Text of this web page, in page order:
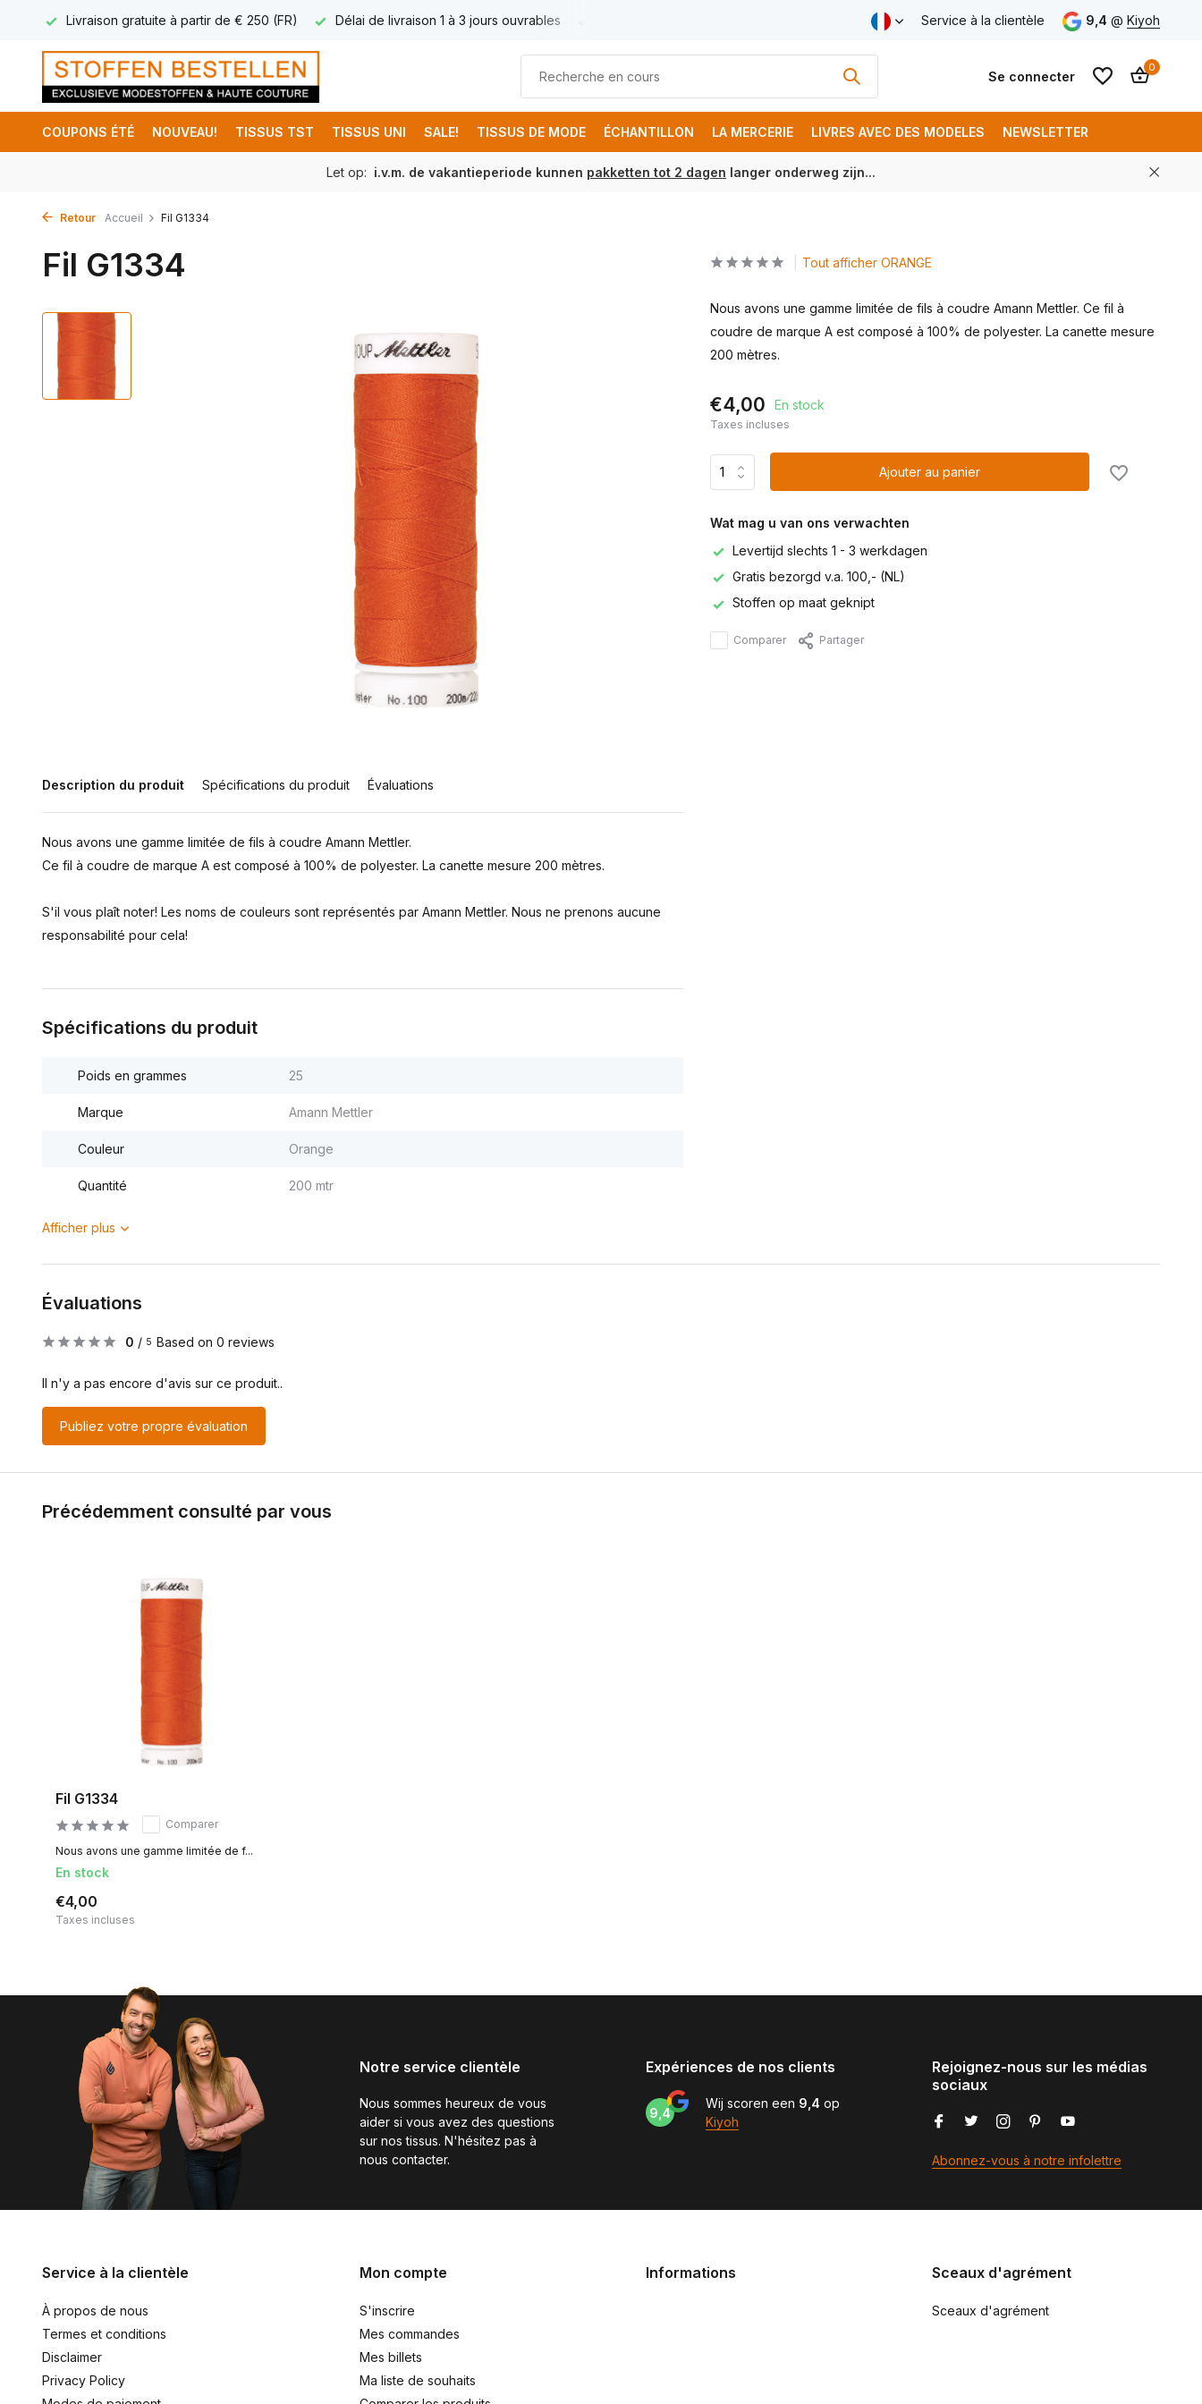
Livraison gratuite à partir de € 250 (FR) Délai de livraison 1 à 3 jours ouvrables Livraison gratuite à partir de € 250 (FR)
Service à la clientèle 9,4 @ Kiyoh
Se connecter
0
COUPONS ÉTÉ NOUVEAU! TISSUS TST TISSUS UNI SALE! TISSUS DE MODE ÉCHANTILLON LA MERCERIE LIVRES AVEC DES MODELES NEWSLETTER
Let op: i.v.m. de vakantieperiode kunnen pakketten tot 2 dagen langer onderweg zijn...
Retour Accueil Fil G1334
Fil G1334
Description du produit Spécifications du produit Évaluations
Nous avons une gamme limitée de fils à coudre Amann Mettler.
Ce fil à coudre de marque A est composé à 100% de polyester. La canette mesure 200 mètres.
S'il vous plaît noter! Les noms de couleurs sont représentés par Amann Mettler. Nous ne prenons aucune
responsabilité pour cela!
Spécifications du produit
Poids en grammes 25
Marque Amann Mettler
Couleur Orange
Quantité 200 mtr
Afficher plus
Tout afficher ORANGE
Nous avons une gamme limitée de fils à coudre Amann Mettler. Ce fil à
coudre de marque A est composé à 100% de polyester. La canette mesure
200 mètres.
€4,00 En stock
Taxes incluses
Ajouter au panier
Wat mag u van ons verwachten
Levertijd slechts 1 - 3 werkdagen
Gratis bezorgd v.a. 100,- (NL)
Stoffen op maat geknipt
Comparer Partager
Évaluations
0 / 5 Based on 0 reviews
Il n'y a pas encore d'avis sur ce produit..
Publiez votre propre évaluation
Précédemment consulté par vous
Fil G1334
Comparer
Nous avons une gamme limitée de f...
En stock
€4,00
Taxes incluses
Notre service clientèle
Nous sommes heureux de vous
aider si vous avez des questions
sur nos tissus. N'hésitez pas à
nous contacter.
Expériences de nos clients
9,4
Wij scoren een 9,4 op
Kiyoh
Rejoignez-nous sur les médias
sociaux
Abonnez-vous à notre infolettre
Service à la clientèle
À propos de nous
Termes et conditions
Disclaimer
Privacy Policy
Mon compte
S'inscrire
Mes commandes
Mes billets
Ma liste de souhaits
Informations Sceaux d'agrément
Sceaux d'agrément